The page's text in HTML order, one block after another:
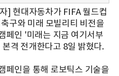
] 현대자동차가 FIFA 월드컵
구와 미래 모빌리티 비전을
페인 '미래는 지금 여기서부
격 전개한다고 8일 밝혔다.
페인을 통해 로보틱스 기술을